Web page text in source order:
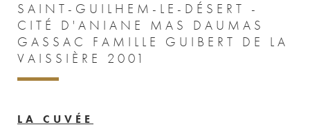
SAINT-GUILHEM-LE-DÉSERT -
CITÉ D'ANIANE MAS DAUMAS
GASSAC FAMILLE GUIBERT DE LA
VAISSIÈRE 2001
LA CUVÉE